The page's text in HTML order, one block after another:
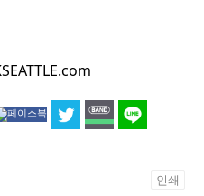
인쇄